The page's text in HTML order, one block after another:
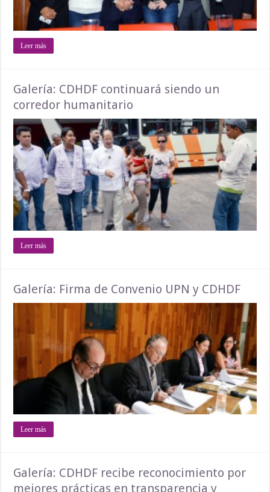
Leer más
Galería: CDHDF continuará siendo un
corredor humanitario
Leer más
Galería: Firma de Convenio UPN y CDHDF
Leer más
Galería: CDHDF recibe reconocimiento por
mejores prácticas en transparencia y